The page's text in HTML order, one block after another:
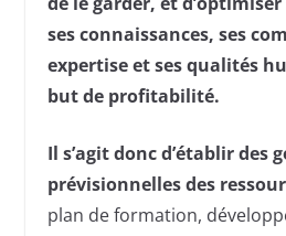
ses connaissances, ses
expertise et ses qualités
but de profitabilité.
Il s’agit donc d’établir des
prévisionnelles des
plan de formation,